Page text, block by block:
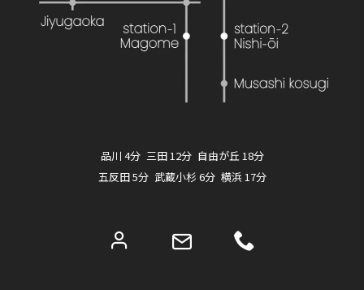
品川 4分 三田 12分 自由が丘 18分
五反田 5分 武蔵小杉 6分 横浜 17分